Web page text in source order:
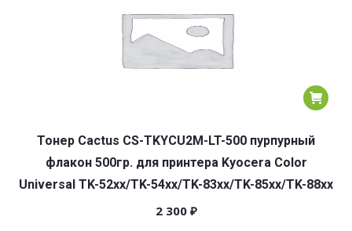
Тонер Cactus CS-TKYCU2M-LT-500 пурпурный
флакон 500гр. для принтера Kyocera Color
Universal TK-52xx/TK-54xx/TK-83xx/TK-85xx/TK-88xx
2 300 ₽